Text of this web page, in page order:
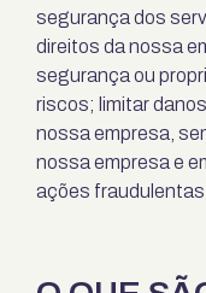
segurança dos
direitos da nossa
segurança ou
riscos; limitar
nossa empresa,
nossa empresa e
ações fraudulentas.